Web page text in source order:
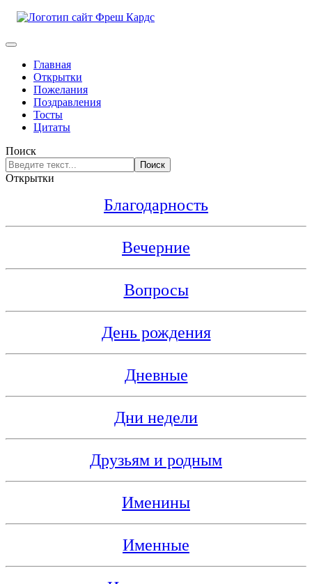
Главная
Открытки
Пожелания
Поздравления
Тосты
Цитаты
Поиск
Поиск
Открытки
Благодарность
Вечерние
Вопросы
День рождения
Дневные
Дни недели
Друзьям и родным
Именины
Именные